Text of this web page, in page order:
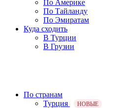
По Америке
По Тайланду
По Эмиратам
Куда сходить
В Турции
В Грузии
По странам
Турция
НОВЫЕ